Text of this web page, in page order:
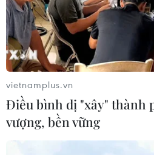
vietnamplus.vn
Điều bình dị "xây" thành
vượng, bền vững